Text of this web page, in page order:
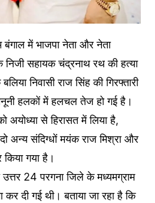
बंगाल में भाजपा नेता और नेता
निजी सहायक चंद्रनाथ रथ की हत्या
निवासी राज सिंह की गिरफ्तारी
हलकों में हलचल तेज हो गई है।
अयोध्या से हिरासत में लिया है,
अन्य संदिग्धों मयंक राज मिश्रा और
किया गया है।
24 परगना जिले के मध्यमग्राम
कर दी गई थी। बताया जा रहा है कि